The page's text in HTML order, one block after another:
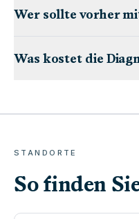
Wer sollte vorher
Was kostet die
STANDORTE
So finden